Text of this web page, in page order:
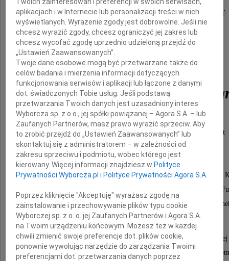
Z głębokim smutkiem przyjęliśmy wiadomość
o śmierci
Prof. dr hab.
Romana Józefa
Naukowa Fundacja Polpharmy miała zaszczyt
od lat współpracować z Panem Profesorem
korzystając z Jego ogromnej wiedzy.
W momencie jej powstania (2001 r.) Profesor Roman
został członkiem pierwszego składu Rady Naukowej
a następnie wspierał nas jako jej honorowy
Profesor Roman Kaliszan, był członkiem rzeczywistym
oraz członkiem czynnym Polskiej Akademii
aplikacjach i w Internecie lub personalizacji treści w nich
wyświetlanych. Wyrażenie zgody jest dobrowolne. Jeśli nie
chcesz wyrazić zgody, chcesz ograniczyć jej zakres lub
chcesz wycofać zgodę uprzednio udzieloną przejdź do
„Ustawień Zaawansowanych”.
Twoje dane osobowe mogą być przetwarzane także do
celów badania i mierzenia informacji dotyczących
funkcjonowania serwisów i aplikacji lub łączone z danymi
dot. świadczonych Tobie usług. Jeśli podstawą
przetwarzania Twoich danych jest uzasadniony interes
Wyborcza sp. z o.o., jej spółki powiązanej – Agora S.A. – lub
Zaufanych Partnerów, masz prawo wyrazić sprzeciw. Aby
to zrobić przejdź do „Ustawień Zaawansowanych” lub
skontaktuj się z administratorem – w zależności od
zakresu sprzeciwu i podmiotu, wobec którego jest
kierowany. Więcej informacji znajdziesz w Polityce
Prywatności Wyborcza.pl i Polityce Prywatności Agora S.A.
Poprzez kliknięcie "Akceptuję" wyrażasz zgodę na
zainstalowanie i przechowywanie plików typu cookie
Wyborczej sp. z o. o. jej Zaufanych Partnerów i Agora S.A.
na Twoim urządzeniu końcowym. Możesz też w każdej
chwili zmienić swoje preferencje dot. plików cookie,
ponownie wywołując narzędzie do zarządzania Twoimi
preferencjami dot. przetwarzania danych poprzez